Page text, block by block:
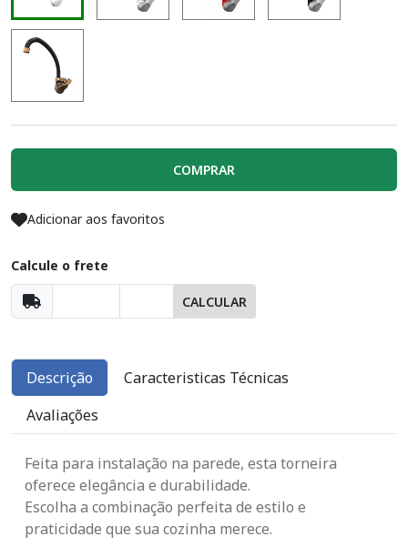
COMPRAR
Adicionar aos favoritos
Calcule o frete
CALCULAR
Descrição
Caracteristicas Técnicas
Avaliações
Feita para instalação na parede, esta torneira
oferece elegância e durabilidade.
Escolha a combinação perfeita de estilo e
praticidade que sua cozinha merece.